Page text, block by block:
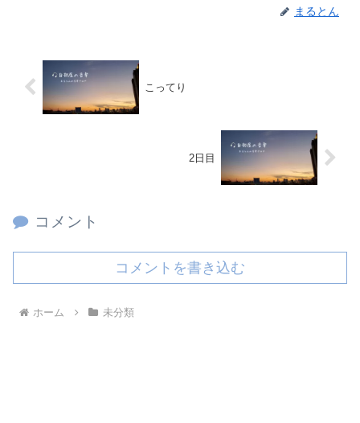
まるとん
こってり
2日目
コメント
コメントを書き込む
ホーム 未分類